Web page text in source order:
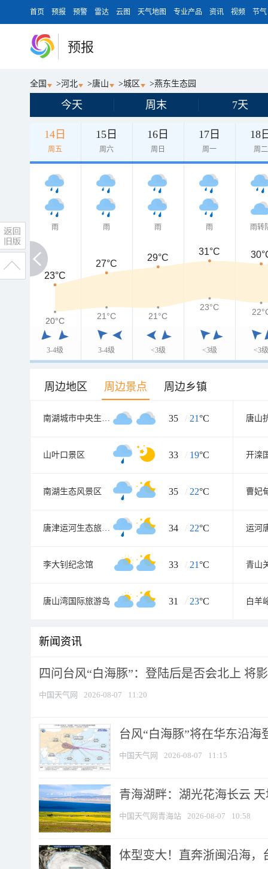
首页 预报 预警 雷达 云图 天气地图 专业产品 资讯 视频 节气
预报
全国 >河北 >唐山 >城区 >燕东生态园
今天 周末 7天
14日
周五
15日
周六
16日
周日
17日
周一
18
周二
雨
3-4级
雨
3-4级
雨
<3级
雨
<3级
雨转
<3级
23°C
23°C
27°C
29°C
31°C
20°C
20°C 21°C 21°C
23°C
周边地区 周边景点 周边乡镇
南湖城市中央生态公园 35 / 21°C 唐山
山叶口景区 33 / 19°C 开滦
南湖生态风景区 35 / 22°C 曹妃
唐津运河生态旅游度假景区 34 / 22°C 运河
李大钊纪念馆 33 / 21°C 青山
唐山湾国际旅游岛 31 / 23°C 白羊
新闻资讯
四问台风“白海豚”：登陆后是否会北上 将
中国天气网 2026-08-07 11:20
台风“白海豚”将在华东沿
中国天气网 2026-08-07 11:15
青海湖畔：湖光花海长云
中国天气网青海站 2026-08-07 10:58
体型变大！直奔浙闽沿海，